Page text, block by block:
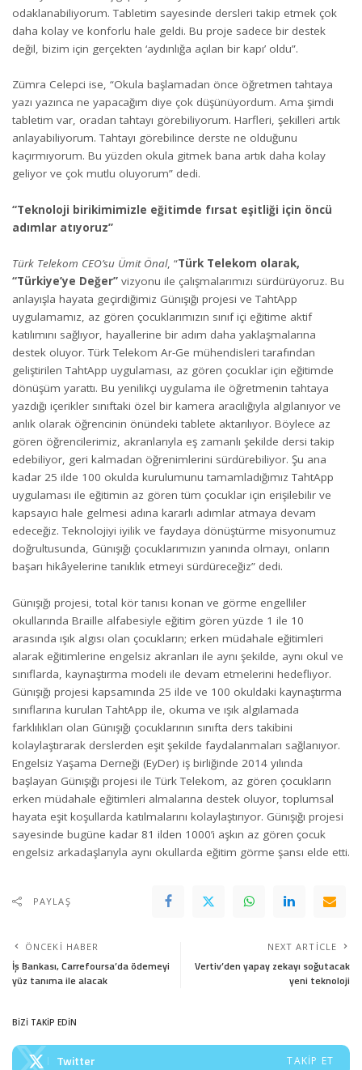
odaklanabiliyorum. Tabletim sayesinde dersleri takip etmek çok
daha kolay ve konforlu hale geldi. Bu proje sadece bir destek
değil, bizim için gerçekten ‘aydınlığa açılan bir kapı’ oldu”.
Zümra Celepci ise, “Okula başlamadan önce öğretmen tahtaya
yazı yazınca ne yapacağım diye çok düşünüyordum. Ama şimdi
tabletim var, oradan tahtayı görebiliyorum. Harfleri, şekilleri artık
anlayabiliyorum. Tahtayı görebilince derste ne olduğunu
kaçırmıyorum. Bu yüzden okula gitmek bana artık daha kolay
geliyor ve çok mutlu oluyorum” dedi.
“Teknoloji birikimimizle eğitimde fırsat eşitliği için öncü
adımlar atıyoruz”
Türk Telekom CEO’su Ümit Önal, “Türk Telekom olarak,
“Türkiye’ye Değer” vizyonu ile çalışmalarımızı sürdürüyoruz. Bu
anlayışla hayata geçirdiğimiz Günışığı projesi ve TahtApp
uygulamamız, az gören çocuklarımızın sınıf içi eğitime aktif
katılımını sağlıyor, hayallerine bir adım daha yaklaşmalarına
destek oluyor. Türk Telekom Ar-Ge mühendisleri tarafından
geliştirilen TahtApp uygulaması, az gören çocuklar için eğitimde
dönüşüm yarattı. Bu yenilikçi uygulama ile öğretmenin tahtaya
yazdığı içerikler sınıftaki özel bir kamera aracılığıyla algılanıyor ve
anlık olarak öğrencinin önündeki tablete aktarılıyor. Böylece az
gören öğrencilerimiz, akranlarıyla eş zamanlı şekilde dersi takip
edebiliyor, geri kalmadan öğrenimlerini sürdürebiliyor. Şu ana
kadar 25 ilde 100 okulda kurulumunu tamamladığımız TahtApp
uygulaması ile eğitimin az gören tüm çocuklar için erişilebilir ve
kapsayıcı hale gelmesi adına kararlı adımlar atmaya devam
edeceğiz. Teknolojiyi iyilik ve faydaya dönüştürme misyonumuz
doğrultusunda, Günışığı çocuklarımızın yanında olmayı, onların
başarı hikâyelerine tanıklık etmeyi sürdüreceğiz” dedi.
Günışığı projesi, total kör tanısı konan ve görme engelliler
okullarında Braille alfabesiyle eğitim gören yüzde 1 ile 10
arasında ışık algısı olan çocukların; erken müdahale eğitimleri
alarak eğitimlerine engelsiz akranları ile aynı şekilde, aynı okul ve
sınıflarda, kaynaştırma modeli ile devam etmelerini hedefliyor.
Günışığı projesi kapsamında 25 ilde ve 100 okuldaki kaynaştırma
sınıflarına kurulan TahtApp ile, okuma ve ışık algılamada
farklılıkları olan Günışığı çocuklarının sınıfta ders takibini
kolaylaştırarak derslerden eşit şekilde faydalanmaları sağlanıyor.
Engelsiz Yaşama Derneği (EyDer) iş birliğinde 2014 yılında
başlayan Günışığı projesi ile Türk Telekom, az gören çocukların
erken müdahale eğitimleri almalarına destek oluyor, toplumsal
hayata eşit koşullarda katılmalarını kolaylaştırıyor. Günışığı projesi
sayesinde bugüne kadar 81 ilden 1000’i aşkın az gören çocuk
engelsiz arkadaşlarıyla aynı okullarda eğitim görme şansı elde etti.
PAYLAŞ
ÖNCEKI HABER
İş Bankası, Carrefoursa’da ödemeyi
yüz tanıma ile alacak
NEXT ARTICLE
Vertiv’den yapay zekayı soğutacak
yeni teknoloji
BİZİ TAKİP EDİN
Twitter TAKIP ET